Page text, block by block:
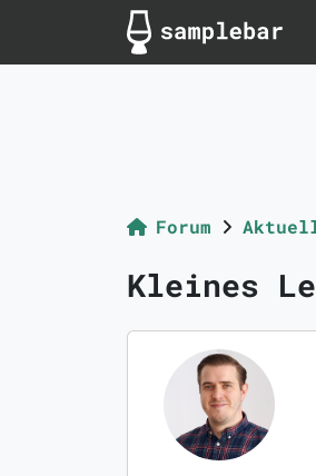
Forum
Kleines